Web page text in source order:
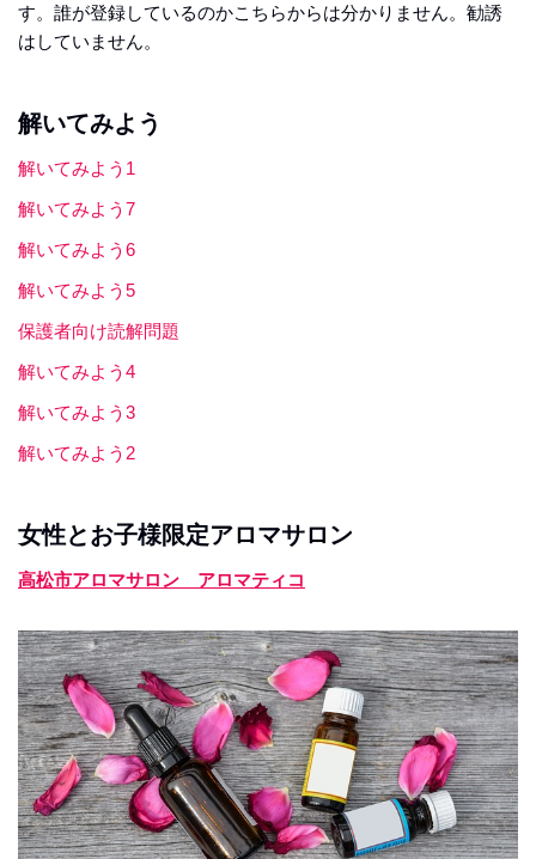
す。誰が登録しているのかこちらからは分かりません。勧誘
はしていません。
解いてみよう
解いてみよう1
解いてみよう7
解いてみよう6
解いてみよう5
保護者向け読解問題
解いてみよう4
解いてみよう3
解いてみよう2
女性とお子様限定アロマサロン
高松市アロマサロン アロマティコ